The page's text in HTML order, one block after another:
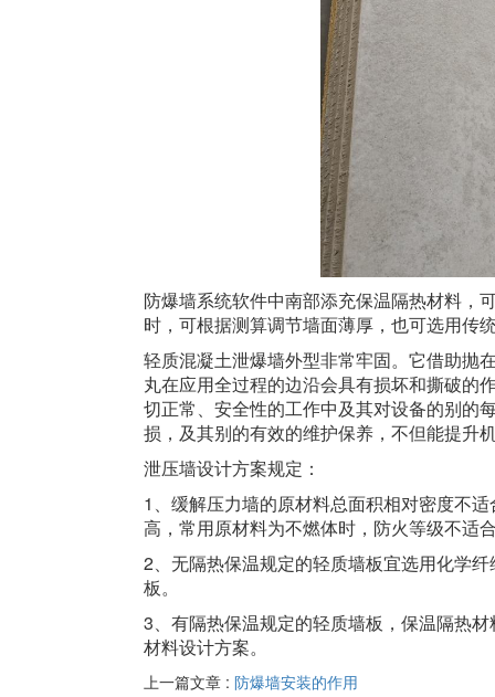
防爆墙系统软件中南部添充保温隔热材料，
时，可根据测算调节墙面薄厚，也可选用传
轻质混凝土泄爆墙外型非常牢固。它借助抛
丸在应用全过程的边沿会具有损坏和撕破的
切正常、安全性的工作中及其对设备的别的
损，及其别的有效的维护保养，不但能提升
泄压墙设计方案规定：
1、缓解压力墙的原材料总面积相对密度不
高，常用原材料为不燃体时，防火等级不适
2、无隔热保温规定的轻质墙板宜选用化学
板。
3、有隔热保温规定的轻质墙板，保温隔热
材料设计方案。
上一篇文章 : 防爆墙安装的作用